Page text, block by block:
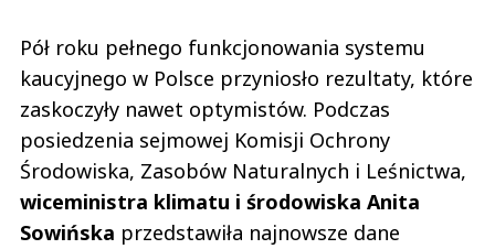
Pół roku pełnego funkcjonowania systemu
kaucyjnego w Polsce przyniosło rezultaty, które
zaskoczyły nawet optymistów. Podczas
posiedzenia sejmowej Komisji Ochrony
Środowiska, Zasobów Naturalnych i Leśnictwa,
wiceministra klimatu i środowiska Anita
Sowińska przedstawiła najnowsze dane